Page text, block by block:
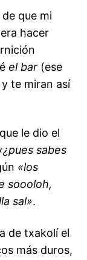
que mi
hacer
el bar (ese
te miran así
le dio el
sabes
«los
soooloh,
sal».
de txakolí el
más duros,